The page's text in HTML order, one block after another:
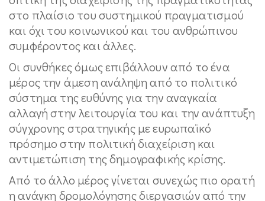
στο πλαίσιο του συστημικού πραγματισμού
και όχι του κοινωνικού και του ανθρώπινου
συμφέροντος και άλλες.
Οι συνθήκες όμως επιβάλλουν από το ένα
μέρος την άμεση ανάληψη από το πολιτικό
σύστημα της ευθύνης για την αναγκαία
αλλαγή στην λειτουργία του και την ανάπτυξη
σύγχρονης στρατηγικής με ευρωπαϊκό
πρόσημο στην πολιτική διαχείριση και
αντιμετώπιση της δημογραφικής κρίσης.
Από το άλλο μέρος γίνεται συνεχώς πιο ορατή
η ανάγκη δρομολόγησης διεργασιών από την